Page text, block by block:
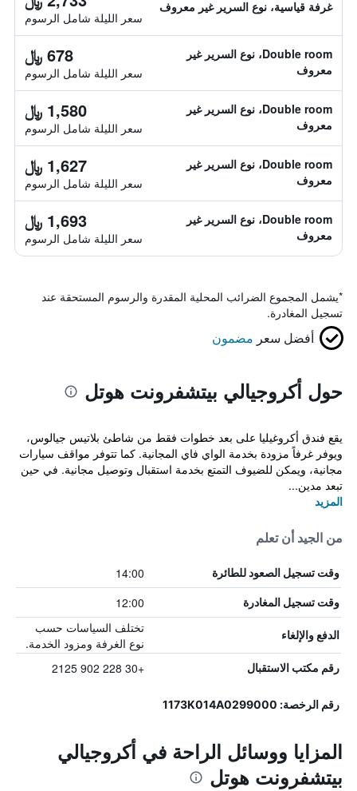
غرفة قياسية، نوع السرير غير معروف
سعر الليلة شامل الرسوم
Double room، نوع السرير غير
معروف
678 ﷼
سعر الليلة شامل الرسوم
Double room، نوع السرير غير
معروف
1,580 ﷼
سعر الليلة شامل الرسوم
Double room، نوع السرير غير
معروف
1,627 ﷼
سعر الليلة شامل الرسوم
Double room، نوع السرير غير
معروف
1,693 ﷼
سعر الليلة شامل الرسوم
*يشمل المجموع الضرائب المحلية المقدرة والرسوم المستحقة عند
تسجيل المغادرة.
أفضل سعر مضمون
حول أكروجيالي بيتشفرونت هوتل
يقع فندق أكروغيليا على بعد خطوات فقط من شاطئ بلاتيس جيالوس،
ويوفر غرفاً مزودة بخدمة الواي فاي المجانية. كما تتوفر مواقف سيارات
مجانية، ويمكن للضيوف التمتع بخدمة استقبال وتوصيل مجانية. في حين
تبعد مدين...
المزيد
من الجيد أن تعلم
وقت تسجيل الصعود للطائرة 14:00
وقت تسجيل المغادرة 12:00
الدفع والإلغاء
تختلف السياسات حسب
نوع الغرفة ومزود الخدمة.
رقم مكتب الاستقبال +30 228 902 2125
رقم الرخصة: 1173K014A0299000
المزايا ووسائل الراحة في أكروجيالي
بيتشفرونت هوتل